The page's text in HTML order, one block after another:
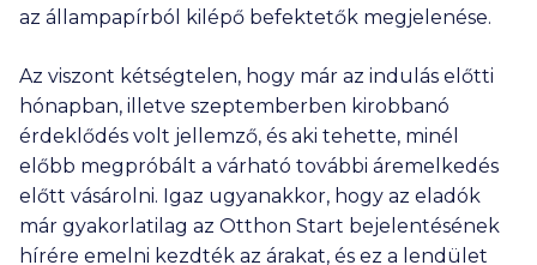
az állampapírból kilépő befektetők megjelenése.
Az viszont kétségtelen, hogy már az indulás előtti
hónapban, illetve szeptemberben kirobbanó
érdeklődés volt jellemző, és aki tehette, minél
előbb megpróbált a várható további áremelkedés
előtt vásárolni. Igaz ugyanakkor, hogy az eladók
már gyakorlatilag az Otthon Start bejelentésének
hírére emelni kezdték az árakat, és ez a lendület